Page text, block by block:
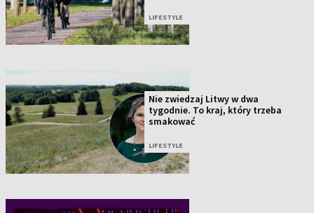
LIFESTYLE
Nie zwiedzaj Litwy w dwa
tygodnie. To kraj, który trzeba
smakować
LIFESTYLE